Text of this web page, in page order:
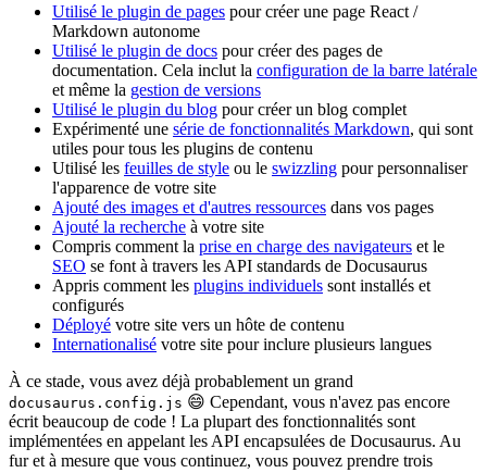
Utilisé le plugin de pages pour créer une page React /
Markdown autonome
Utilisé le plugin de docs pour créer des pages de
documentation. Cela inclut la configuration de la barre latérale
et même la gestion de versions
Utilisé le plugin du blog pour créer un blog complet
Expérimenté une série de fonctionnalités Markdown, qui sont
utiles pour tous les plugins de contenu
Utilisé les feuilles de style ou le swizzling pour personnaliser
l'apparence de votre site
Ajouté des images et d'autres ressources dans vos pages
Ajouté la recherche à votre site
Compris comment la prise en charge des navigateurs et le
SEO se font à travers les API standards de Docusaurus
Appris comment les plugins individuels sont installés et
configurés
Déployé votre site vers un hôte de contenu
Internationalisé votre site pour inclure plusieurs langues
À ce stade, vous avez déjà probablement un grand
docusaurus.config.js 😄 Cependant, vous n'avez pas encore
écrit beaucoup de code ! La plupart des fonctionnalités sont
implémentées en appelant les API encapsulées de Docusaurus. Au
fur et à mesure que vous continuez, vous pouvez prendre trois